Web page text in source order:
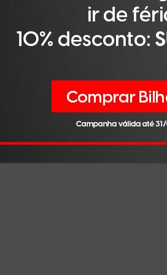
(a televisão, o telemóvel,
cada vez que chamamos
ou à televisão?
e pela escrita. Os gregos não